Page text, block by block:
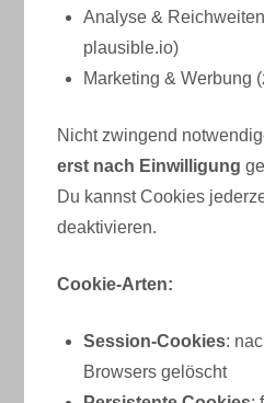
Analyse &
plausible.io)
Marketing & Werbung
Nicht zwingend
erst nach Einwilligung
Du kannst Cookies
deaktivieren.
Cookie-Arten:
Session-Cookies:
Browsers gelöscht